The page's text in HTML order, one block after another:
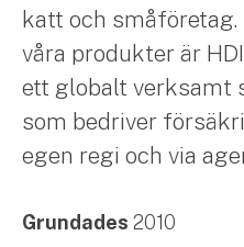
katt och
våra produkter är
ett globalt verksamt
som bedriver
egen regi och via
Grundades 2010